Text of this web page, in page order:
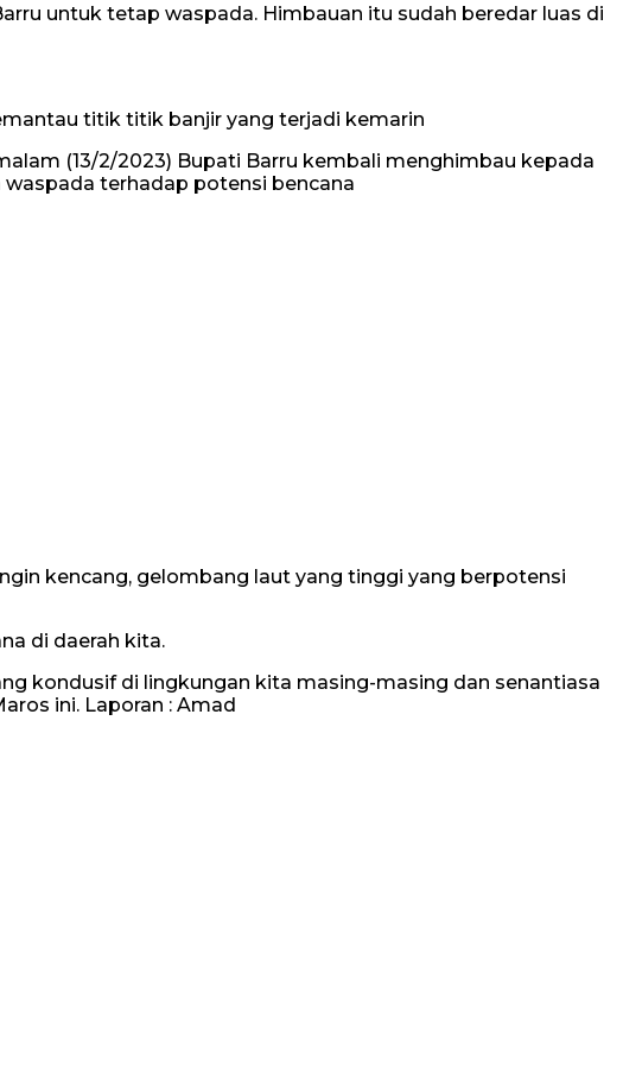
untuk tetap waspada. Himbauan itu sudah beredar luas di
titik titik banjir yang terjadi kemarin
(13/2/2023) Bupati Barru kembali menghimbau kepada
terhadap potensi bencana
kencang, gelombang laut yang tinggi yang berpotensi
di daerah kita.
kondusif di lingkungan kita masing-masing dan senantiasa
ini. Laporan : Amad